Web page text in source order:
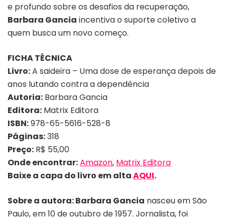
e profundo sobre os desafios da recuperação,
Barbara Gancia incentiva o suporte coletivo a
quem busca um novo começo.
FICHA TÉCNICA
Livro:A saideira – Uma dose de esperança depois de
anos lutando contra a dependência
Autoria: Barbara Gancia
Editora: Matrix Editora
ISBN:978-65-5616-528-8
Páginas:318
Preço: R$ 55,00
Onde encontrar:Amazon, Matrix Editora
Baixe a capa do livro em altaAQUI.
Sobre a autora:Barbara Gancia nasceu em São
Paulo, em 10 de outubro de 1957. Jornalista, foi